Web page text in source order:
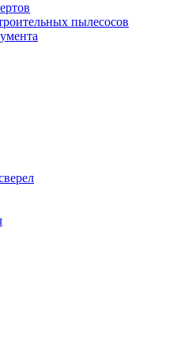
пылесосов